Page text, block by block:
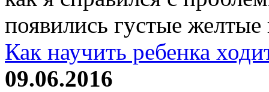
появились густые
Как научить ребенка
09.06.2016